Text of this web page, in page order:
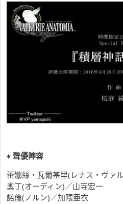
♦ 聲優陣容
蕾娜絲・瓦爾基里(レナス・ヴァ
奧丁(オーディン)／山寺宏一
諾倫(ノルン)／加隈亜衣